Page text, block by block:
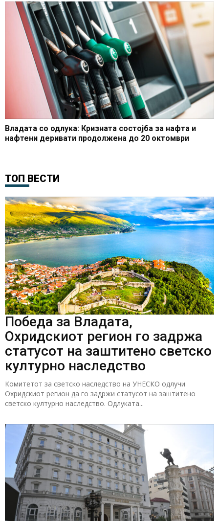
Владата со одлука: Кризната состојба за нафта и
нафтени деривати продолжена до 20 октомври
ТОП ВЕСТИ
Победа за Владата,
Охридскиот регион го задржа
статусот на заштитено светско
културно наследство
Комитетот за светско наследство на УНЕСКО одлучи
Охридскиот регион да го задржи статусот на заштитено
светско културно наследство. Одлуката...